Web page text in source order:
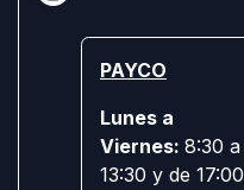
PAYCO
Lunes a
Viernes: 8:30 a
13:30 y de 17:00